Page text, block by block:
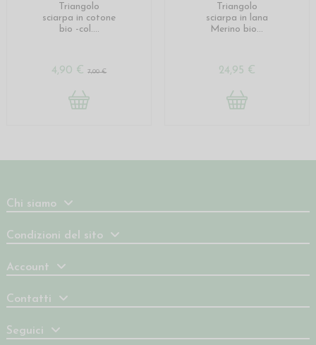
Triangolo
sciarpa in cotone
bio -col....
4,90 €7,00 €
Triangolo
sciarpa in lana
Merino bio...
24,95 €
Chi siamo
Condizioni del sito
Account
Contatti
Seguici